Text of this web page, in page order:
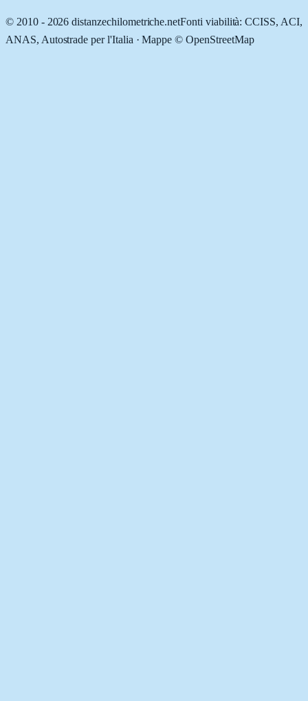
© 2010 - 2026 distanzechilometriche.netFonti viabilità: CCISS, ACI,
ANAS, Autostrade per l'Italia · Mappe © OpenStreetMap